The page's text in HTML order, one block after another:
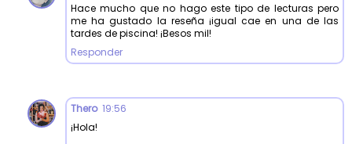
Hace mucho que no hago este tipo de lecturas pero
me ha gustado la reseña ¡igual cae en una de las
tardes de piscina! ¡Besos mil!
Responder
Thero 19:56
¡Hola!